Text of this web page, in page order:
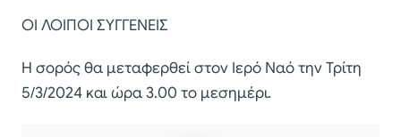
ΟΙ ΛΟΙΠΟΙ ΣΥΓΓΕΝΕΙΣ
Η σορός θα μεταφερθεί στον Ιερό Ναό την Τρίτη
5/3/2024 και ώρα 3.00 το μεσημέρι.